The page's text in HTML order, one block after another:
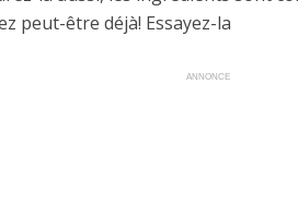
peut-être déjà! Essayez-la
ANNONCE